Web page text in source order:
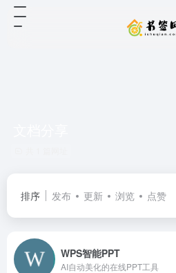
排序 发布 更新 浏览 点赞
WPS智能PPT
AI自动美化的在线PPT工具